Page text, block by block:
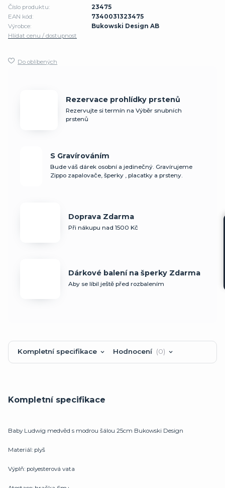
Číslo produktu:
23475
EAN kód:
7340031323475
Výrobce:
Bukowski Design AB
Hlídat cenu / dostupnost
Do oblíbených
Rezervace prohlídky prstenů
Rezervujte si termín na Výběr snubních
prstenů
S Gravírováním
Bude váš dárek osobní a jedinečný. Gravírujeme
Zippo zapalovače, šperky , placatky a prsteny.
Doprava Zdarma
Při nákupu nad 1500 Kč
Dárkové balení na šperky Zdarma
Aby se líbil ještě před rozbalením
Kompletní specifikace Hodnocení 0
Kompletní specifikace
Baby Ludwig medvěd s modrou šálou 25cm Bukowski Design
Materiál: plyš
Výplň: polyesterová vata